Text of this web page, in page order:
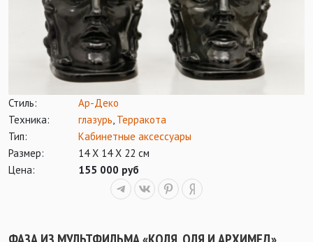
Стиль:
Ар-Деко
Техника:
глазурь, Терракота
Тип:
Кабинетные аксессуары
Размер:
14 Х 14 Х 22 см
Цена:
155 000 руб